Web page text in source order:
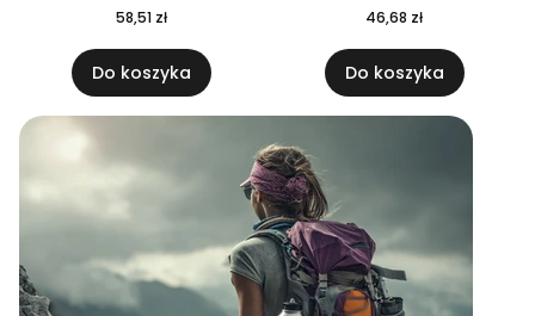
58,51 zł
Do koszyka
46,68 zł
Do koszyka